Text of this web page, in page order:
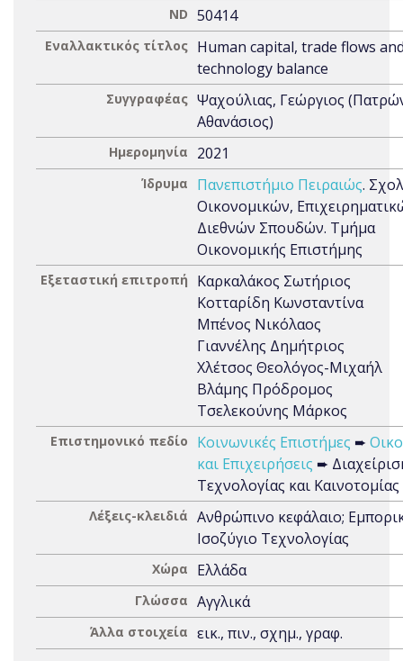
ND 50414
Εναλλακτικός τίτλος Human capital, trade flows
technology balance
Συγγραφέας Ψαχούλιας, Γεώργιος
Αθανάσιος)
Ημερομηνία 2021
Ίδρυμα Πανεπιστήμιο Πειραιώς.
Οικονομικών,
Διεθνών Σπουδών. Τμήμα
Οικονομικής Επιστήμης
Εξεταστική επιτροπή
Καρκαλάκος Σωτήριος
Κοτταρίδη Κωνσταντίνα
Μπένος Νικόλαος
Γιαννέλης Δημήτριος
Χλέτσος Θεολόγος-Μιχαήλ
Βλάμης Πρόδρομος
Τσελεκούνης Μάρκος
Επιστημονικό πεδίο Κοινωνικές Επιστήμες ➨
και Επιχειρήσεις ➨
Τεχνολογίας και Καινοτομίας
Λέξεις-κλειδιά Ανθρώπινο κεφάλαιο;
Ισοζύγιο Τεχνολογίας
Χώρα Ελλάδα
Γλώσσα Αγγλικά
Άλλα στοιχεία εικ., πιν., σχημ., γραφ.